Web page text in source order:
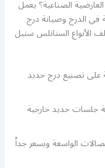
الصناعية؟ يعمل
الدرج وصيانة درج
الأنواع الستانلس ستيل
على تصنيع درج حديد
جلسات حديد خارجية
الواسعة وبسعر جداُ